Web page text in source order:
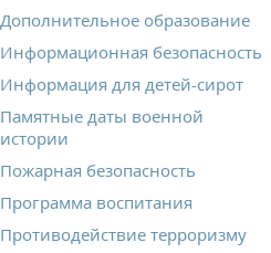
Дополнительное образование
Информационная безопасность
Информация для детей-сирот
Памятные даты военной
истории
Пожарная безопасность
Программа воспитания
Противодействие терроризму